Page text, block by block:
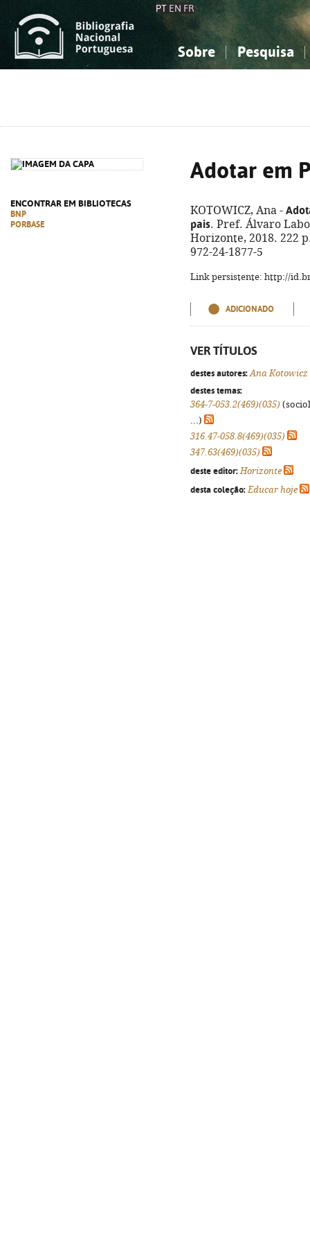
PT EN FR
Sobre Pesquisa
ENCONTRAR EM BIBLIOTECAS
BNP
PORBASE
Adotar em
KOTOWICZ, Ana -
pais. Pref. Álvaro
Horizonte, 2018. 222
972-24-1877-5
Link persistente: http://
ADICIONADO
VER TÍTULOS
destes autores: Ana Kotowicz
destes temas:
364-7-053.2(469)(035)
...)
316.47-058.8(469)(035)
347.63(469)(035)
deste editor: Horizonte
desta coleção: Educar hoje